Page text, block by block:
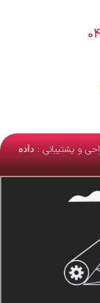
و پشتیبانی :داده